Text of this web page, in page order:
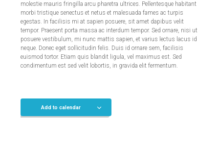
molestie mauris fringilla arcu pharetra ultrices. Pellentesque habitant
morbi tristique senectus et netus et malesuada fames ac turpis
egestas. In facilisis mi at sapien posuere, sit amet dapibus velit
tempor. Praesent porta massa ac interdum tempor. Sed ornare, nisi ut
posuere vestibulum, mi nunc mattis sapien, et varius lectus lacus id
neque. Donec eget sollicitudin felis. Duis id ornare sem, facilisis
euismod tortor. Etiam quis blandit ligula, vel maximus est. Sed
condimentum est sed velit lobortis, in gravida elit fermentum.
Add to calendar